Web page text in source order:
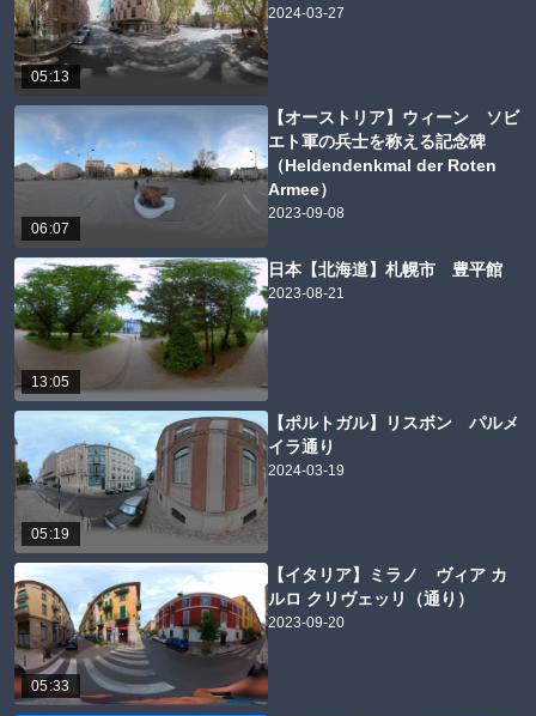
05:13
2024-03-27
06:07
【オーストリア】ウィーン ソビ
エト軍の兵士を称える記念碑
（Heldendenkmal der Roten
Armee）
2023-09-08
13:05
日本【北海道】札幌市 豊平館
2023-08-21
05:19
【ポルトガル】リスボン パルメ
イラ通り
2024-03-19
05:33
【イタリア】ミラノ ヴィア カ
ルロ クリヴェッリ（通り）
2023-09-20